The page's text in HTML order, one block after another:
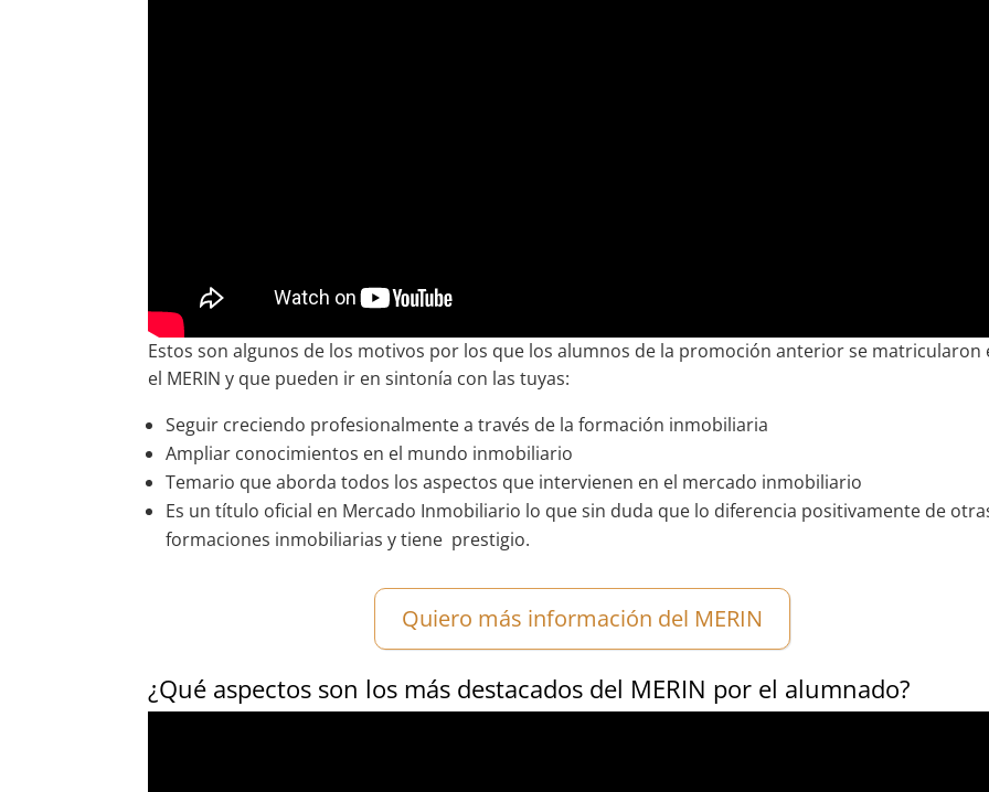
Estos son algunos de los motivos por los que los alumnos de la promoción anterior se matricularon
el MERIN y que pueden ir en sintonía con las tuyas:
Seguir creciendo profesionalmente a través de la formación inmobiliaria
Ampliar conocimientos en el mundo inmobiliario
Temario que aborda todos los aspectos que intervienen en el mercado inmobiliario
Es un título oficial en Mercado Inmobiliario lo que sin duda que lo diferencia positivamente de
formaciones inmobiliarias y tiene prestigio.
Quiero más información del MERIN
¿Qué aspectos son los más destacados del MERIN por el alumnado?